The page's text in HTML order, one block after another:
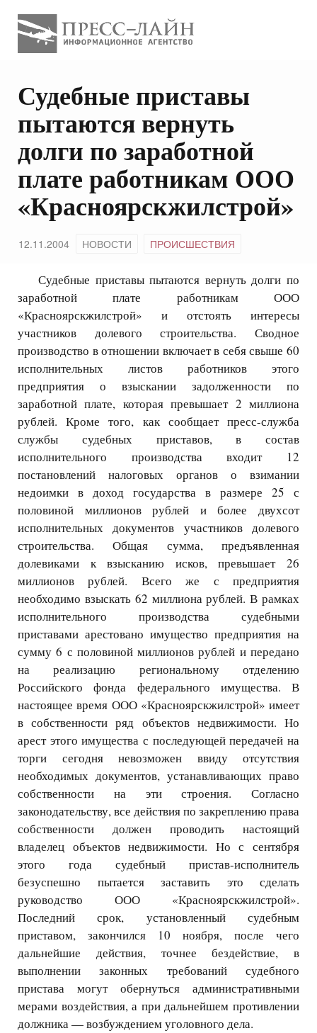
Судебные приставы
пытаются вернуть
долги по заработной
плате работникам ООО
«Красноярскжилстрой»
12.11.2004 НОВОСТИ ПРОИСШЕСТВИЯ
Судебные приставы пытаются вернуть долги по
заработной плате работникам ООО
«Красноярскжилстрой» и отстоять интересы
участников долевого строительства. Сводное
производство в отношении включает в себя свыше 60
исполнительных листов работников этого
предприятия о взыскании задолженности по
заработной плате, которая превышает 2 миллиона
рублей. Кроме того, как сообщает пресс-служба
службы судебных приставов, в состав
исполнительного производства входит 12
постановлений налоговых органов о взимании
недоимки в доход государства в размере 25 с
половиной миллионов рублей и более двухсот
исполнительных документов участников долевого
строительства. Общая сумма, предъявленная
долевиками к взысканию исков, превышает 26
миллионов рублей. Всего же с предприятия
необходимо взыскать 62 миллиона рублей. В рамках
исполнительного производства судебными
приставами арестовано имущество предприятия на
сумму 6 с половиной миллионов рублей и передано
на реализацию региональному отделению
Российского фонда федерального имущества. В
настоящее время ООО «Красноярскжилстрой» имеет
в собственности ряд объектов недвижимости. Но
арест этого имущества с последующей передачей на
торги сегодня невозможен ввиду отсутствия
необходимых документов, устанавливающих право
собственности на эти строения. Согласно
законодательству, все действия по закреплению права
собственности должен проводить настоящий
владелец объектов недвижимости. Но с сентября
этого года судебный пристав-исполнитель
безуспешно пытается заставить это сделать
руководство ООО «Красноярскжилстрой».
Последний срок, установленный судебным
приставом, закончился 10 ноября, после чего
дальнейшие действия, точнее бездействие, в
выполнении законных требований судебного
пристава могут обернуться административными
мерами воздействия, а при дальнейшем противлении
должника — возбуждением уголовного дела.